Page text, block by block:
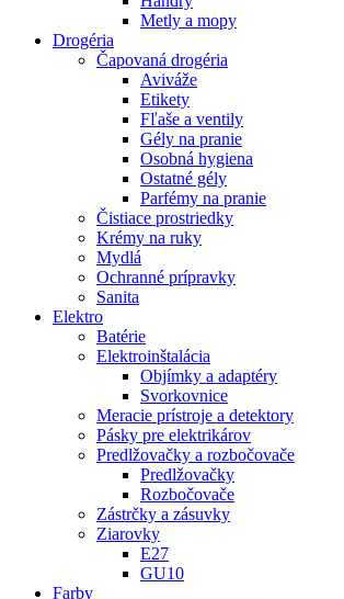
Metly a mopy
Drogéria
Čapovaná drogéria
Aviváže
Etikety
Fľaše a ventily
Gély na pranie
Osobná hygiena
Ostatné gély
Parfémy na pranie
Čistiace prostriedky
Krémy na ruky
Mydlá
Ochranné prípravky
Sanita
Elektro
Batérie
Elektroinštalácia
Objímky a adaptéry
Svorkovnice
Meracie prístroje a detektory
Pásky pre elektrikárov
Predlžovačky a rozbočovače
Predlžovačky
Rozbočovače
Zástrčky a zásuvky
Ziarovky
E27
GU10
Farby